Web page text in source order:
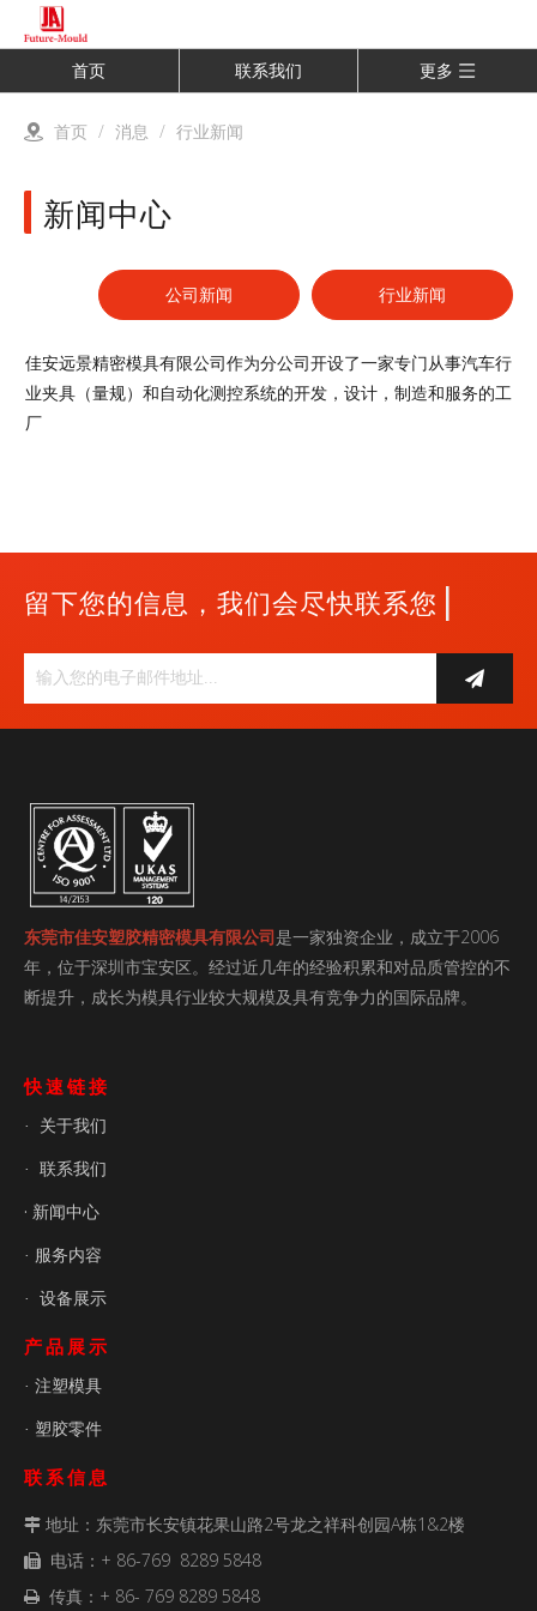
首页 联系我们 更多
首页 / 消息 / 行业新闻
新闻中心
公司新闻 行业新闻
佳安远景精密模具有限公司作为分公司开设了一家专门从事汽车行
业夹具（量规）和自动化测控系统的开发，设计，制造和服务的工
厂
留下您的信息，我们会尽快联系您 |
东莞市佳安塑胶精密模具有限公司是一家独资企业，成立于2006
年，位于深圳市宝安区。经过近几年的经验积累和对品质管控的不
断提升，成长为模具行业较大规模及具有竞争力的国际品牌。
快速链接
· 关于我们
· 联系我们
· 新闻中心
· 服务内容
· 设备展示
产品展示
· 注塑模具
· 塑胶零件
联系信息
 地址：东莞市长安镇花果山路2号龙之祥科创园A栋1&2楼
 电话：+ 86-769 8289 5848
 传真：+ 86- 769 8289 5848